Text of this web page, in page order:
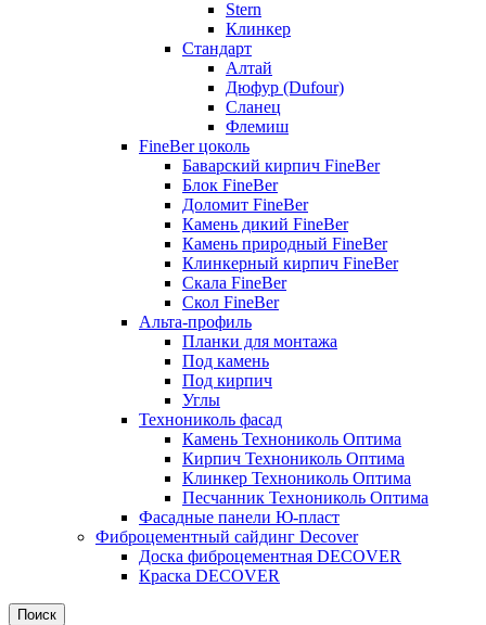
Stern
Клинкер
Стандарт
Алтай
Дюфур (Dufour)
Сланец
Флемиш
FineBer цоколь
Баварский кирпич FineBer
Блок FineBer
Доломит FineBer
Камень дикий FineBer
Камень природный FineBer
Клинкерный кирпич FineBer
Скала FineBer
Скол FineBer
Альта-профиль
Планки для монтажа
Под камень
Под кирпич
Углы
Технониколь фасад
Камень Технониколь Оптима
Кирпич Технониколь Оптима
Клинкер Технониколь Оптима
Песчанник Технониколь Оптима
Фасадные панели Ю-пласт
Фиброцементный сайдинг Decover
Доска фиброцементная DECOVER
Краска DECOVER
Поиск